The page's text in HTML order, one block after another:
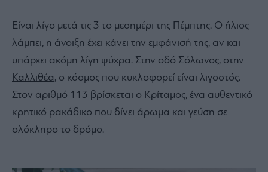
Είναι λίγο μετά τις 3 το μεσημέρι της Πέμπτης. Ο ήλιος
λάμπει, η άνοιξη έχει κάνει την εμφάνισή της, αν και
υπάρχει ακόμη λίγη ψύχρα. Στην οδό Σόλωνος, στην
Καλλιθέα, ο κόσμος που κυκλοφορεί είναι λιγοστός.
Στον αριθμό 113 βρίσκεται ο Κρίταμος, ένα αυθεντικό
κρητικό ρακάδικο που δίνει άρωμα και γεύση σε
ολόκληρο το δρόμο.